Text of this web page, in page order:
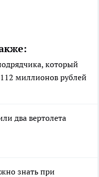
который
миллионов рублей
два вертолета
знать при